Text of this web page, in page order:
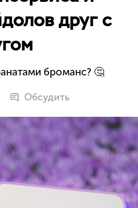
друг с
броманс? 🤔
Обсудить